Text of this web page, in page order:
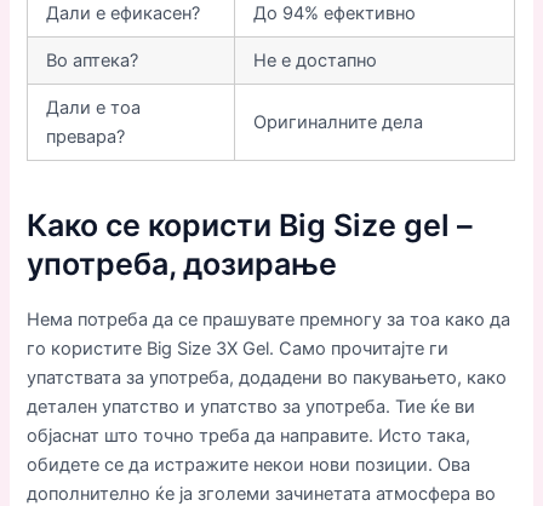
Дали е ефикасен? До 94% ефективно
Во аптека? Не е достапно
Дали е тоа
превара?
Оригиналните дела
Како се користи Big Size gel –
употреба, дозирање
Нема потреба да се прашувате премногу за тоа како да
го користите Big Size 3X Gel. Само прочитајте ги
упатствата за употреба, додадени во пакувањето, како
детален упатство и упатство за употреба. Тие ќе ви
објаснат што точно треба да направите. Исто така,
обидете се да истражите некои нови позиции. Ова
дополнително ќе ја зголеми зачинетата атмосфера во